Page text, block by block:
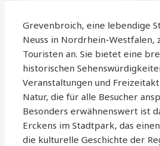
Grevenbroich, eine lebendige
Neuss in Nordrhein-Westfalen,
Touristen an. Sie bietet eine
historischen
Veranstaltungen und
Natur, die für alle Besucher
Besonders erwähnenswert ist
Erckens im Stadtpark, das
die kulturelle Geschichte der